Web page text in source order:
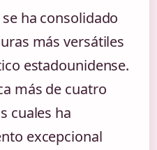
ha consolidado
más versátiles
estadounidense.
más de cuatro
cuales ha
excepcional